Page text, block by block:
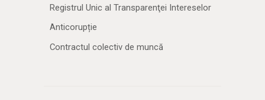
Registrul Unic al Transparenţei Intereselor
Anticorupție
Contractul colectiv de muncă